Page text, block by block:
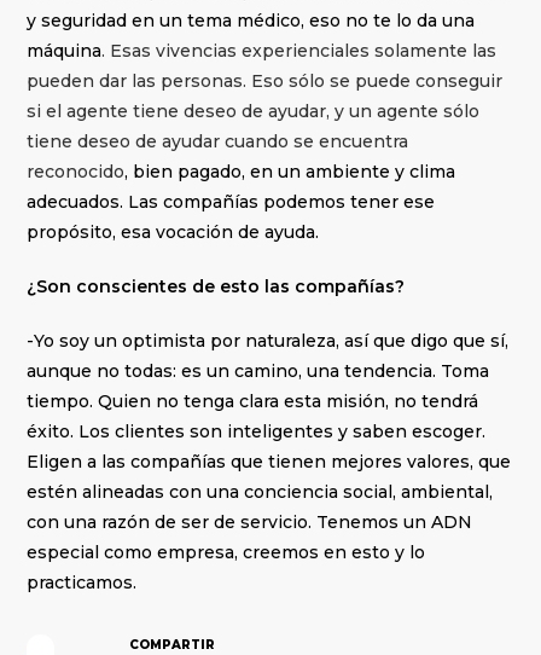
COMPARTIR
y seguridad en un tema médico, eso no te lo da una
máquina. Esas vivencias experienciales solamente las
pueden dar las personas. Eso sólo se puede conseguir
si el agente tiene deseo de ayudar, y un agente sólo
tiene deseo de ayudar cuando se encuentra
reconocido, bien pagado, en un ambiente y clima
adecuados. Las compañías podemos tener ese
propósito, esa vocación de ayuda.
¿Son conscientes de esto las compañías?
-Yo soy un optimista por naturaleza, así que digo que sí,
aunque no todas: es un camino, una tendencia. Toma
tiempo. Quien no tenga clara esta misión, no tendrá
éxito. Los clientes son inteligentes y saben escoger.
Eligen a las compañías que tienen mejores valores, que
estén alineadas con una conciencia social, ambiental,
con una razón de ser de servicio. Tenemos un ADN
especial como empresa, creemos en esto y lo
practicamos.